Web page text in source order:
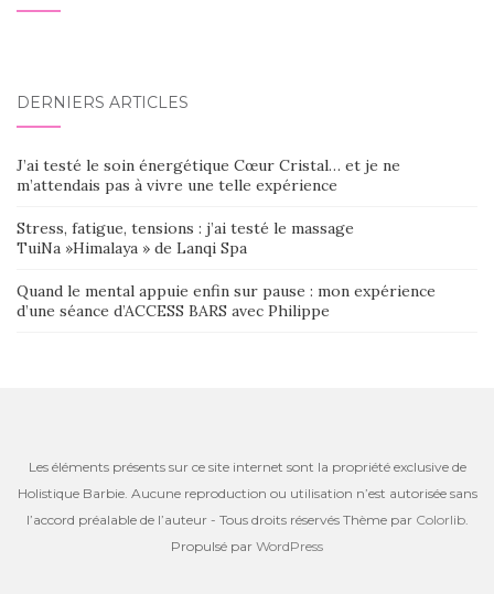
DERNIERS ARTICLES
J’ai testé le soin énergétique Cœur Cristal… et je ne
m’attendais pas à vivre une telle expérience
Stress, fatigue, tensions : j’ai testé le massage
TuiNa »Himalaya » de Lanqi Spa
Quand le mental appuie enfin sur pause : mon expérience
d’une séance d’ACCESS BARS avec Philippe
Les éléments présents sur ce site internet sont la propriété exclusive de
Holistique Barbie. Aucune reproduction ou utilisation n’est autorisée sans
l’accord préalable de l’auteur - Tous droits réservés Thème par Colorlib.
Propulsé par WordPress